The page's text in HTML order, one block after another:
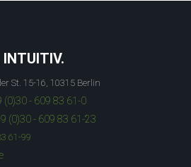
INTUITIV.
St. 15-16, 10315 Berlin
(0)30 - 609 83 61-0
(0)30 - 609 83 61-23
61-99